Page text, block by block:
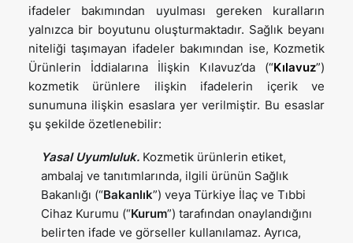
ifadeler bakımından uyulması gereken kuralların
yalnızca bir boyutunu oluşturmaktadır. Sağlık beyanı
niteliği taşımayan ifadeler bakımından ise, Kozmetik
Ürünlerin İddialarına İlişkin Kılavuz’da (“Kılavuz”)
kozmetik ürünlere ilişkin ifadelerin içerik ve
sunumuna ilişkin esaslara yer verilmiştir. Bu esaslar
şu şekilde özetlenebilir:
Yasal Uyumluluk. Kozmetik ürünlerin etiket,
ambalaj ve tanıtımlarında, ilgili ürünün Sağlık
Bakanlığı (“Bakanlık”) veya Türkiye İlaç ve Tıbbi
Cihaz Kurumu (“Kurum”) tarafından onaylandığını
belirten ifade ve görseller kullanılamaz. Ayrıca,